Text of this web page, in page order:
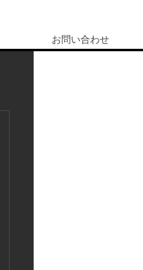
お問い合わせ